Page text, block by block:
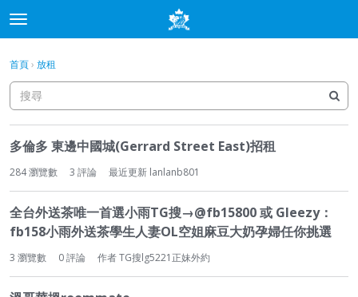
t
o
g
e
m
e
u
討論
最新動態
登入
首頁› 放租
論
列
多倫多 東邊中國城(Gerrard Street East)招租
284瀏覽數 3 評論 最近更新 lanlanb801
全台外送茶唯一首選小雨TG搜→@fb15800 或 Gleezy：
fb158小雨外送茶學生人妻OL空姐麻豆大奶孕婦任你挑選
3 瀏覽數 0評論 作者TG搜lg5221正妹外約